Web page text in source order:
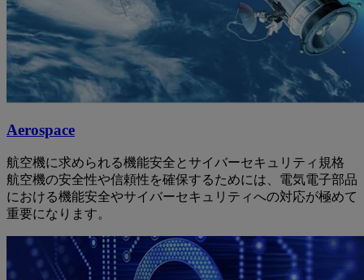
Aerospace
航空機に求められる機能安全とサイバーセキュリティ規格
航空機の安全性や信頼性を確保するためには、電気電子部品
における機能安全やサイバーセキュリティへの対応が極めて
重要になります。